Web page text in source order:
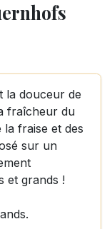
la douceur de
fraîcheur du
fraise et des
sur un
et grands !